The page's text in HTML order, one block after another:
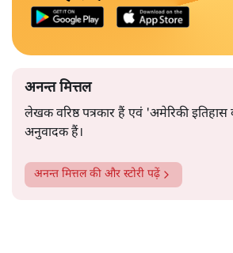
अनन्त मित्तल
लेखक वरिष्ठ पत्रकार हैं एवं 'अमेरिकी
अनुवादक हैं।
अनन्त मित्तलकी और स्टोरी पढ़ें